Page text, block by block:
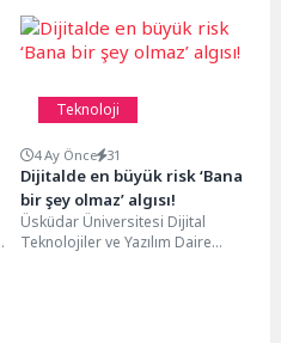
Teknoloji
4 Ay Önce 31
Dijitalde en büyük risk ‘Bana
bir şey olmaz’ algısı!
Üsküdar Üniversitesi Dijital
Teknolojiler ve Yazılım Daire